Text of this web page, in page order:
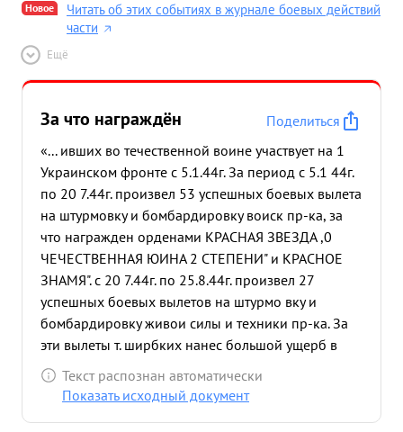
Новое
Читать об этих событиях в журнале боевых действий
части
Ещё
За что награждён
Поделиться
«... ивших во течественной воине участвует на 1
Украинском фронте с 5.1.44г. За период с 5.1 44г.
по 20 7.44г. произвел 53 успешных боевых вылета
на штурмовку и бомбардировку воиск пр-ка, за
что награжден орденами КРАСНАЯ ЗВЕЗДА ,0
ЧЕЧЕСТВЕННАЯ ЮИНА 2 СТЕПЕНИ" и КРАСНОЕ
ЗНАМЯ". с 20 7.44г. по 25.8.44г. произвел 27
успешных боевых вылетов на штурмо вку и
бомбардировку живои силы и техники пр-ка. За
эти вылеты т. ширбких нанес большой ущерб в
живои силе и технике пр-ка. Уничтожил 4 танка,
15 автомашин с войсками и грузом сжег 1 склад с
Текст распознан автоматически
Показать исходный документ